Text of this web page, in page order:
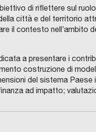
di riflettere sul
città e del territorio
il contesto nell’ambito
a presentare i
costruzione di
del sistema
ad impatto;